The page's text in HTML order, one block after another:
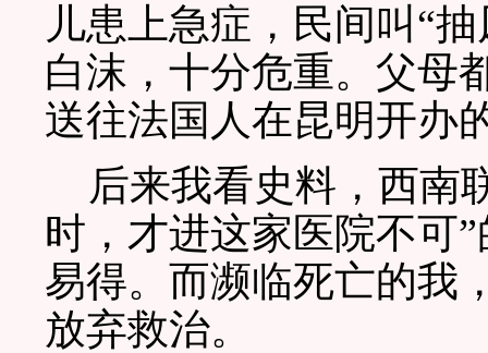
儿患上急症，民间叫“
白沫，十分危重。父母
送往法国人在昆明开办
后来我看史料，西南
时，才进这家医院不可
易得。而濒临死亡的我
放弃救治。